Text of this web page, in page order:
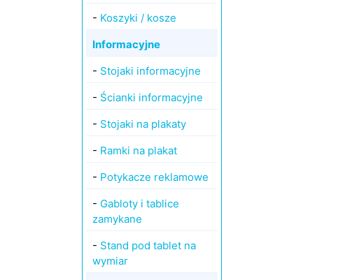
- Koszyki / kosze
Informacyjne
- Stojaki informacyjne
- Ścianki informacyjne
- Stojaki na plakaty
- Ramki na plakat
- Potykacze reklamowe
- Gabloty i tablice
zamykane
- Stand pod tablet na
wymiar